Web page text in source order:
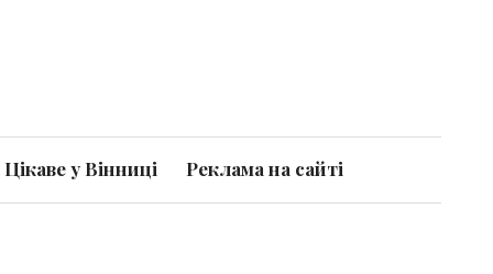
Цікаве у Вінниці Реклама на сайті